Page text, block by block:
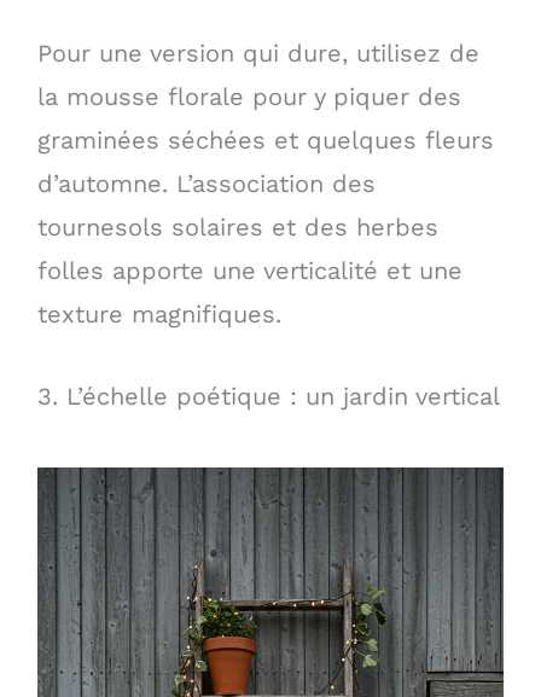
Pour une version qui dure, utilisez de
la mousse florale pour y piquer des
graminées séchées et quelques fleurs
d’automne. L’association des
tournesols solaires et des herbes
folles apporte une verticalité et une
texture magnifiques.
3. L’échelle poétique : un jardin vertical